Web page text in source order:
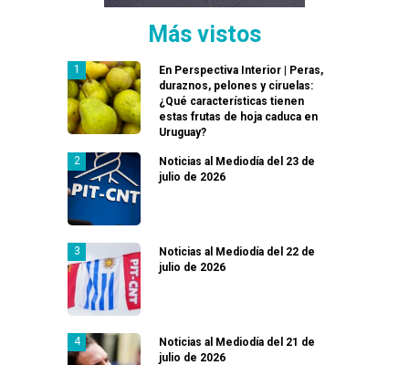
Más vistos
En Perspectiva Interior | Peras,
duraznos, pelones y ciruelas:
¿Qué características tienen
estas frutas de hoja caduca en
Uruguay?
Noticias al Mediodía del 23 de
julio de 2026
Noticias al Mediodía del 22 de
julio de 2026
Noticias al Mediodía del 21 de
julio de 2026